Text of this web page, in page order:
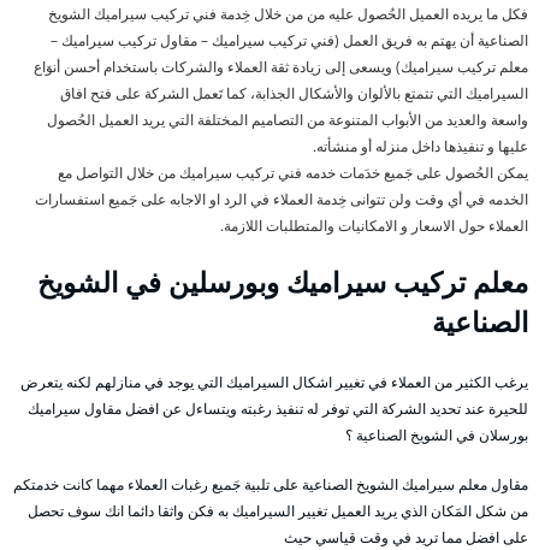
فكل ما يريده العميل الحُصول عليه من من خلال خِدمة فني تركيب سيراميك الشويخ
الصناعية أن يهتم به فريق العمل (فني تركيب سيراميك – مقاول تركيب سيراميك –
معلم تركيب سيراميك) ويسعى إلى زيادة ثقة العملاء والشركات باستخدام أحسن أنوَاع
السيراميك التي تتمتع بالألوان والأشكال الجذابة، كما تَعمل الشركة على فتح افاق
واسعة والعديد من الأبواب المتنوعة من التصاميم المختلفة التي يريد العميل الحُصول
عليها و تنفيذها داخل منزله أو منشأته.
يمكن الحُصول على جَميع خدَمات خدمه فني تركيب سيراميك من خلال التواصل مع
الخدمه في أي وقت ولن تتوانى خِدمة العملاء في الرد او الاجابه على جَميع استفسارات
العملاء حول الاسعار و الامكانيات والمتطلبات اللازمة.
معلم تركيب سيراميك وبورسلين في الشويخ
الصناعية
يرغب الكثير من العملاء في تغيير اشكال السيراميك التي يوجد في منازلهم لكنه يتعرض
للحيرة عند تحديد الشركة التي توفر له تنفيذ رغبته ويتساءل عن افضل مقاول سيراميك
بورسلان في الشويخ الصناعية ؟
مقاول معلم سيراميك الشويخ الصناعية على تلبية جَميع رغبات العملاء مهما كانت خدمتكم
من شكل المَكان الذي يريد العميل تغيير السيراميك به فكن واثقا دائما انك سوف تحصل
على افضل مما تريد في وقت قياسي حيث